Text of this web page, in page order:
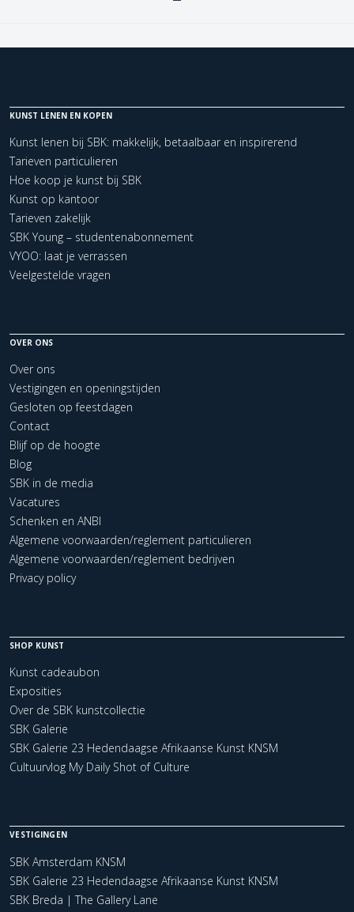
KUNST LENEN EN KOPEN
Kunst lenen bij SBK: makkelijk, betaalbaar en inspirerend
Tarieven particulieren
Hoe koop je kunst bij SBK
Kunst op kantoor
Tarieven zakelijk
SBK Young – studentenabonnement
VYOO: laat je verrassen
Veelgestelde vragen
OVER ONS
Over ons
Vestigingen en openingstijden
Gesloten op feestdagen
Contact
Blijf op de hoogte
Blog
SBK in de media
Vacatures
Schenken en ANBI
Algemene voorwaarden/reglement particulieren
Algemene voorwaarden/reglement bedrijven
Privacy policy
SHOP KUNST
Kunst cadeaubon
Exposities
Over de SBK kunstcollectie
SBK Galerie
SBK Galerie 23 Hedendaagse Afrikaanse Kunst KNSM
Cultuurvlog My Daily Shot of Culture
VESTIGINGEN
SBK Amsterdam KNSM
SBK Galerie 23 Hedendaagse Afrikaanse Kunst KNSM
SBK Breda | The Gallery Lane